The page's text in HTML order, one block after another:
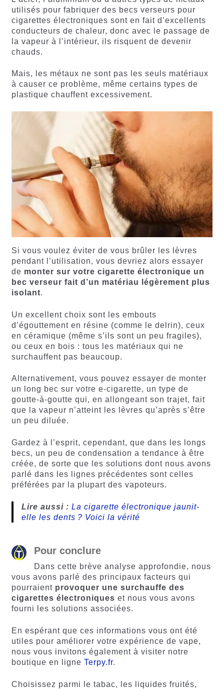
utilisés pour fabriquer des becs verseurs pour
cigarettes électroniques sont en fait d’excellents
conducteurs de chaleur, donc avec le passage de
la vapeur à l’intérieur, ils risquent de devenir
chauds.
Mais, les métaux ne sont pas les seuls matériaux
à causer ce problème, même certains types de
plastique chauffent excessivement.
Si vous voulez éviter de vous brûler les lèvres
pendant l’utilisation, vous devriez alors essayer
de monter sur votre cigarette électronique un
bec verseur fait d’un matériau légèrement plus
isolant.
Un excellent choix sont les embouts
d’égouttement en résine (comme le delrin), ceux
en céramique (même s’ils sont un peu fragiles),
ou ceux en bois : tous les matériaux qui ne
surchauffent pas beaucoup.
Alternativement, vous pouvez essayer de monter
un long bec sur votre e-cigarette, un type de
goutte-à-goutte qui, en allongeant son trajet, fait
que la vapeur n’atteint les lèvres qu’après s’être
un peu diluée.
Gardez à l’esprit, cependant, que dans les longs
becs, un peu de condensation a tendance à être
créée, de sorte que les solutions dont nous avons
parlé dans les lignes précédentes sont celles
préférées par la plupart des vapoteurs.
Lire aussi : La cigarette électronique jaunit-
elle les dents ? Voici la vérité
Pour conclure
Dans cette brève analyse approfondie, nous
vous avons parlé des principaux facteurs qui
pourraient provoquer une surchauffe des
cigarettes électroniques et nous vous avons
fourni les solutions associées.
En espérant que ces informations vous ont été
utiles pour améliorer votre expérience de vape,
nous vous invitons également à visiter notre
boutique en ligne Terpy.fr.
Choisissez parmi le tabac, les liquides fruités,